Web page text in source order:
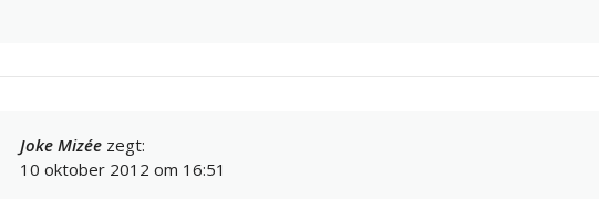
Joke Mizée zegt:
10 oktober 2012 om 16:51